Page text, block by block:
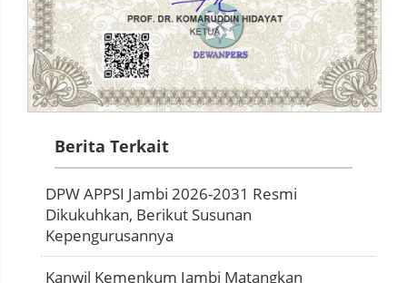
Berita Terkait
DPW APPSI Jambi 2026-2031 Resmi
Dikukuhkan, Berikut Susunan
Kepengurusannya
Kanwil Kemenkum Jambi Matangkan